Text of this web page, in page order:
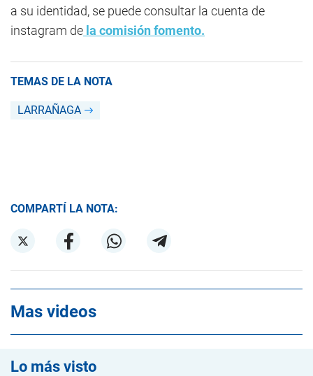
a su identidad, se puede consultar la cuenta de
instagram de la comisión fomento.
TEMAS DE LA NOTA
LARRAÑAGA
COMPARTÍ LA NOTA:
Mas videos
Lo más visto